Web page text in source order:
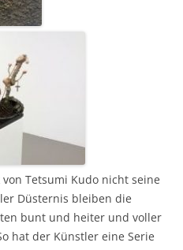
Tetsumi Kudo nicht seine
Düsternis bleiben die
bunt und heiter und voller
hat der Künstler eine Serie